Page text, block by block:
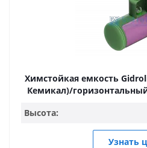
Химстойкая емкость
Кемикал)/
Высота:
Узнать